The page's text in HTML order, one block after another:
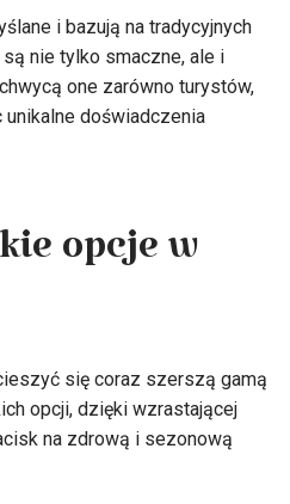
i bazują na tradycyjnych
nie tylko smaczne, ale i
one zarówno turystów,
doświadczenia
opcje w
się coraz szerszą gamą
opcji, dzięki wzrastającej
na zdrową i sezonową